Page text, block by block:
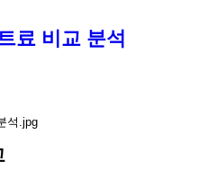
료 비교 분석